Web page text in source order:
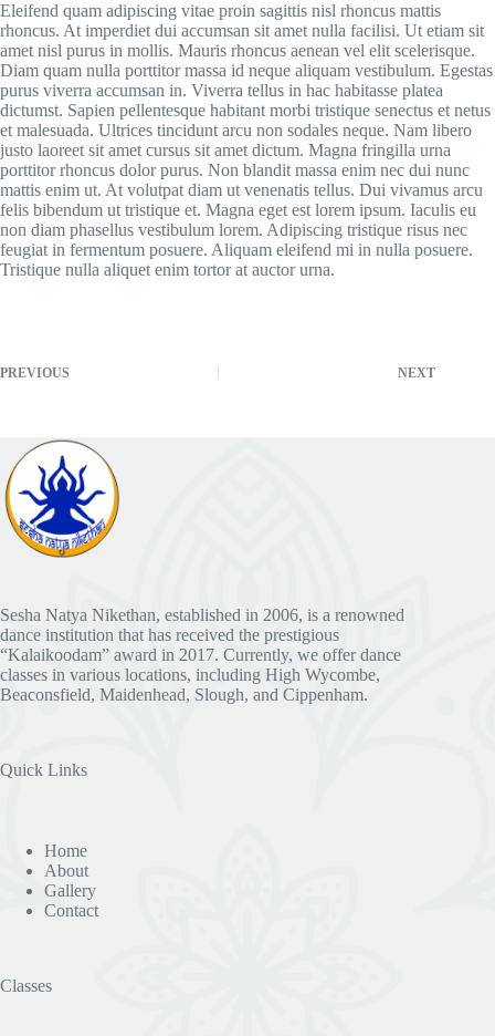
Eleifend quam adipiscing vitae proin sagittis nisl rhoncus mattis
rhoncus. At imperdiet dui accumsan sit amet nulla facilisi. Ut etiam sit
amet nisl purus in mollis. Mauris rhoncus aenean vel elit scelerisque.
Diam quam nulla porttitor massa id neque aliquam vestibulum. Egestas
purus viverra accumsan in. Viverra tellus in hac habitasse platea
dictumst. Sapien pellentesque habitant morbi tristique senectus et netus
et malesuada. Ultrices tincidunt arcu non sodales neque. Nam libero
justo laoreet sit amet cursus sit amet dictum. Magna fringilla urna
porttitor rhoncus dolor purus. Non blandit massa enim nec dui nunc
mattis enim ut. At volutpat diam ut venenatis tellus. Dui vivamus arcu
felis bibendum ut tristique et. Magna eget est lorem ipsum. Iaculis eu
non diam phasellus vestibulum lorem. Adipiscing tristique risus nec
feugiat in fermentum posuere. Aliquam eleifend mi in nulla posuere.
Tristique nulla aliquet enim tortor at auctor urna.
PREVIOUS NEXT
Sesha Natya Nikethan, established in 2006, is a renowned
dance institution that has received the prestigious
“Kalaikoodam” award in 2017. Currently, we offer dance
classes in various locations, including High Wycombe,
Beaconsfield, Maidenhead, Slough, and Cippenham.
Quick Links
Home
About
Gallery
Contact
Classes